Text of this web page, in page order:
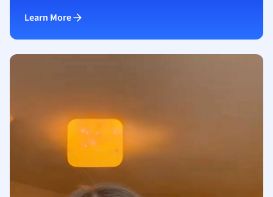
Learn More